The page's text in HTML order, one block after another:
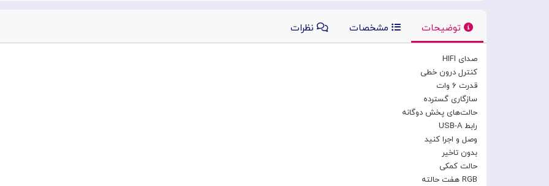
توضیحات مشخصات نظرات
صدای HIFI
کنترل درون خطی
قدرت ۶ وات
سازگاری گسترده
حالت‌های پخش دوگانه
رابط USB-A
وصل و اجرا کنید
بدون تاخیر
حالت کمکی
RGB هفت حالته